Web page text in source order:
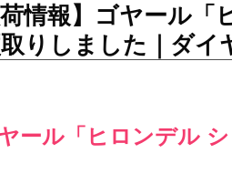
荷情報】ゴヤール
りしました｜ダイ
ール「ヒロンデル